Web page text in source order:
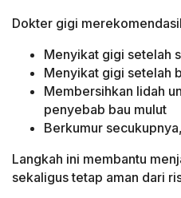
Dokter gigi
Menyikat gigi setelah
Menyikat gigi setelah
Membersihkan lidah
penyebab bau mulut
Berkumur
Langkah ini membantu
sekaligus tetap aman dari